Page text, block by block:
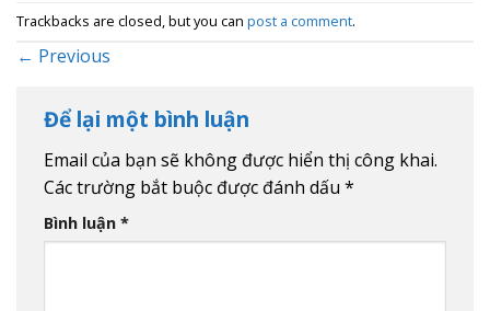
Trackbacks are closed, but you can post a comment.
← Previous
Để lại một bình luận
Email của bạn sẽ không được hiển thị công khai.
Các trường bắt buộc được đánh dấu *
Bình luận *